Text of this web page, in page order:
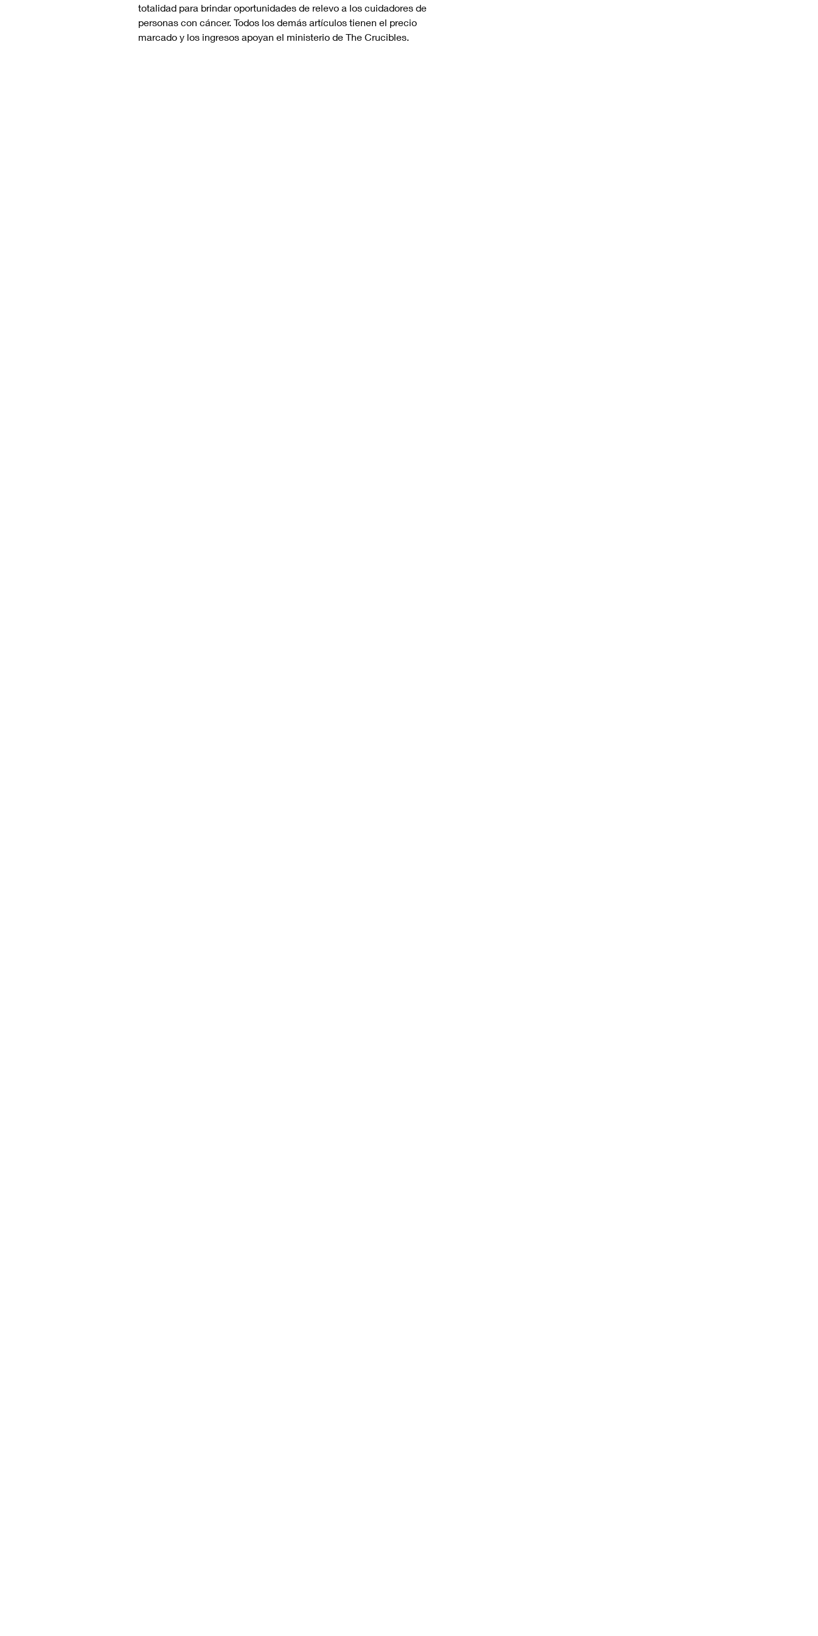
totalidad para brindar oportunidades de relevo a los cuidadores de
personas con cáncer. Todos los demás artículos tienen el precio
marcado y los ingresos apoyan el ministerio de The Crucibles.